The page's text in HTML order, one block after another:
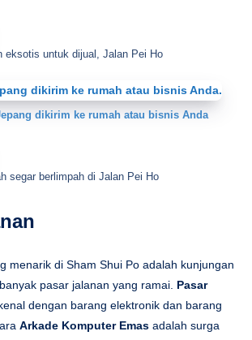
eksotis untuk dijual, Jalan Pei Ho
dikirim ke rumah atau bisnis Anda
segar berlimpah di Jalan Pei Ho
menarik di Sham Shui Po adalah kunjungan
pasar jalanan yang ramai. Pasar
dengan barang elektronik dan barang
Arkade Komputer Emas adalah surga